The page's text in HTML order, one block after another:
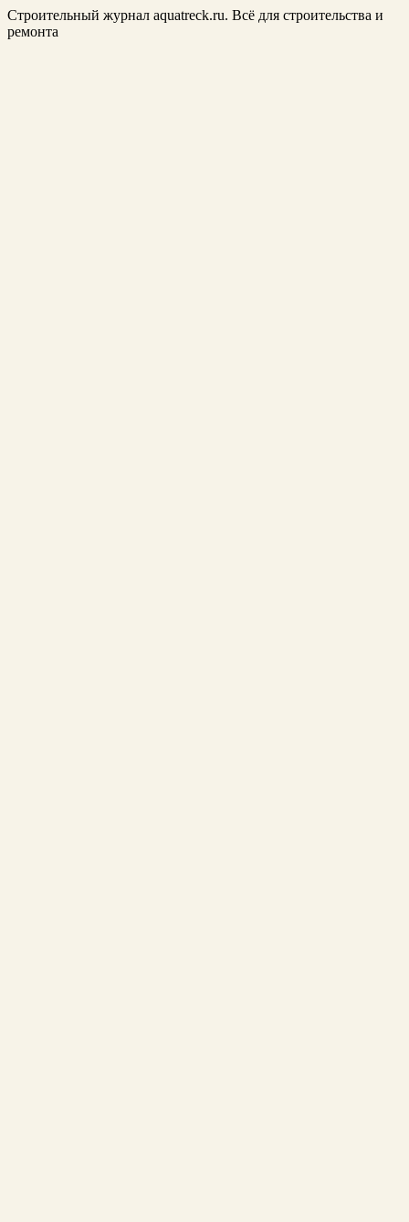
Строительный журнал aquatreck.ru. Всё для строительства и
ремонта